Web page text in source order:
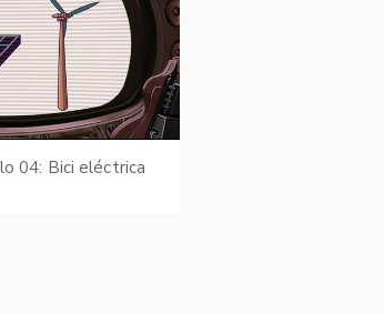
04: Bici eléctrica